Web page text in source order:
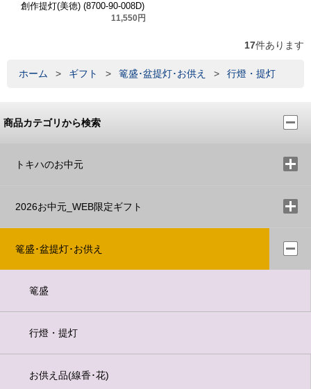
創作提灯(美徳) (8700-90-008D)
11,550円
17件あります
ホーム > ギフト > 篭盛･盆提灯･お供え > 行燈・提灯
商品カテゴリから検索
トキハのお中元
2026お中元_WEB限定ギフト
篭盛･盆提灯･お供え
篭盛
行燈・提灯
お供え品(線香･花)